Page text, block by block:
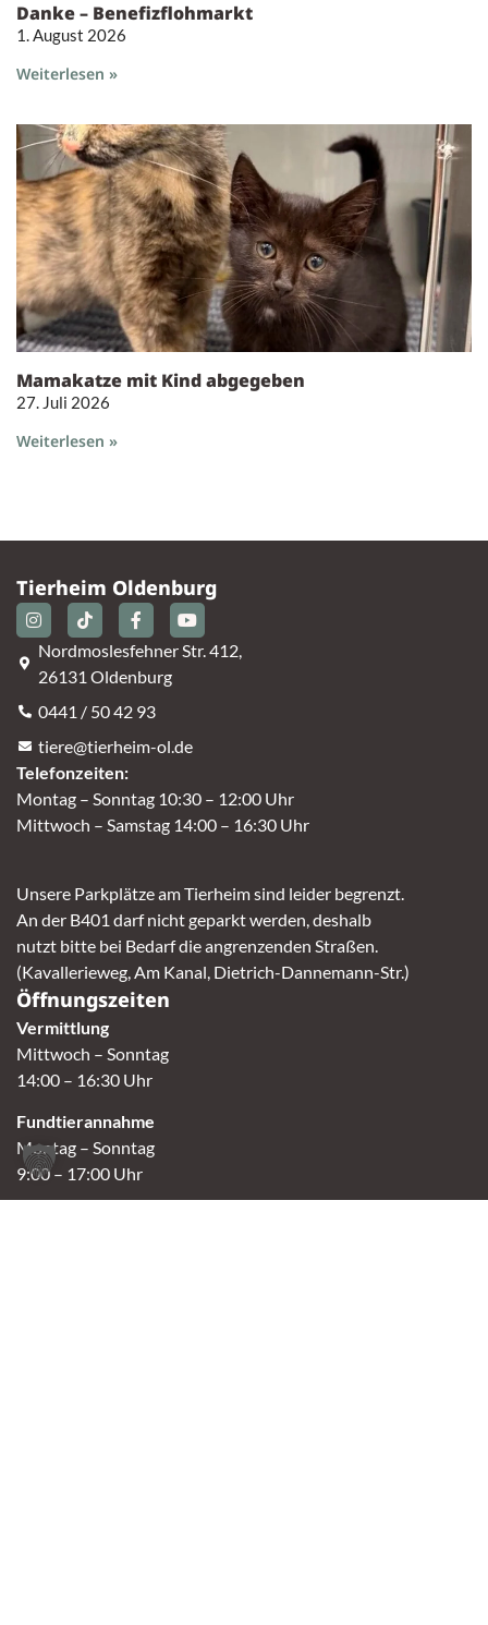
Danke – Benefizflohmarkt
1. August 2026
Weiterlesen »
Mamakatze mit Kind abgegeben
27. Juli 2026
Weiterlesen »
Tierheim Oldenburg
Nordmoslesfehner Str. 412,
26131 Oldenburg
0441 / 50 42 93
tiere@tierheim-ol.de
Telefonzeiten:
Montag – Sonntag 10:30 – 12:00 Uhr
Mittwoch – Samstag 14:00 – 16:30 Uhr
Unsere Parkplätze am Tierheim sind leider begrenzt.
An der B401 darf nicht geparkt werden, deshalb
nutzt bitte bei Bedarf die angrenzenden Straßen.
(Kavallerieweg, Am Kanal, Dietrich-Dannemann-Str.)
Öffnungszeiten
Vermittlung
Mittwoch – Sonntag
14:00 – 16:30 Uhr
Fundtierannahme
Montag – Sonntag
9:00 – 17:00 Uhr